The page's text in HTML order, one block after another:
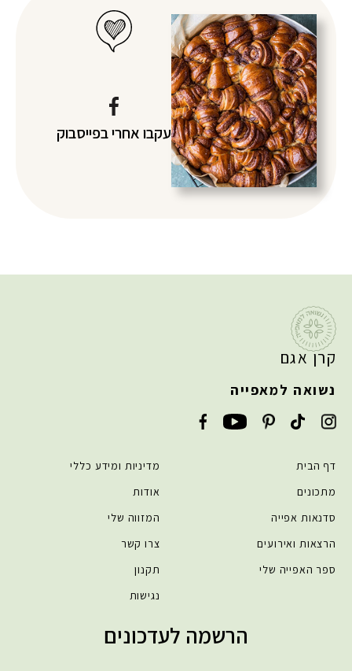
עקבו אחריבפייסבוק
קרן אגם
נשואה למאפייה
דף הבית
מתכונים
סדנאות אפייה
הרצאות ואירועים
ספר האפייה שלי
מדיניות ומידע כללי
אודות
המזווה שלי
צרו קשר
תקנון
נגישות
הרשמה לעדכונים